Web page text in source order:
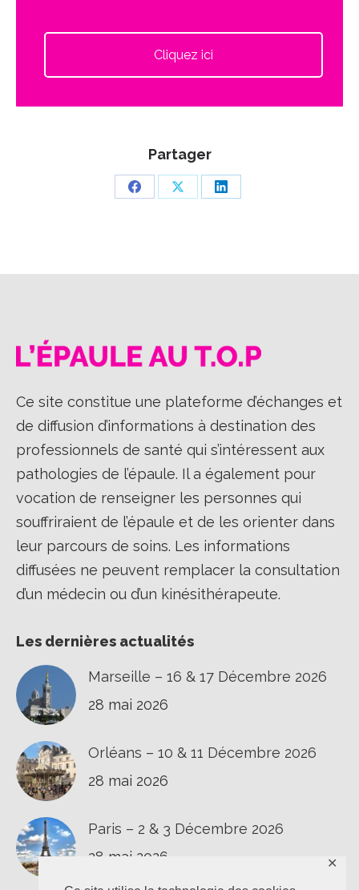
✕
Cliquez ici
Partager
PartagerPartagerPartager
Ce site constitue une plateforme d’échanges et
de diffusion d’informations à destination des
professionnels de santé qui s’intéressent aux
pathologies de l’épaule. Il a également pour
vocation de renseigner les personnes qui
souffriraient de l’épaule et de les orienter dans
leur parcours de soins. Les informations
diffusées ne peuvent remplacer la consultation
d’un médecin ou d’un kinésithérapeute.
Les dernières actualités
Marseille – 16 & 17 Décembre 2026
28 mai 2026
Orléans – 10 & 11 Décembre 2026
28 mai 2026
Paris – 2 & 3 Décembre 2026
28 mai 2026